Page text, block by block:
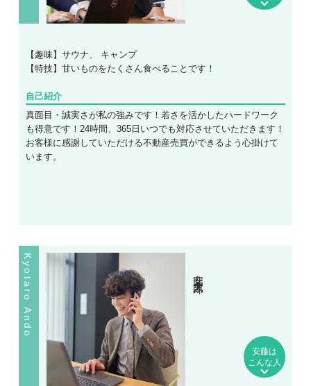
【趣味】サウナ、 キャンプ
【特技】甘いものをたくさん食べることです！
自己紹介
真面目・誠実さが私の強みです！若さを活かしたハードワーク
も得意です！24時間、365日いつでも対応させていただきます！
お客様に感謝していただける不動産売買ができるよう心掛けて
います。
Kyotaro Ando
安藤は
こんな人